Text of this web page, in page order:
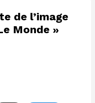
de l’image
Monde »